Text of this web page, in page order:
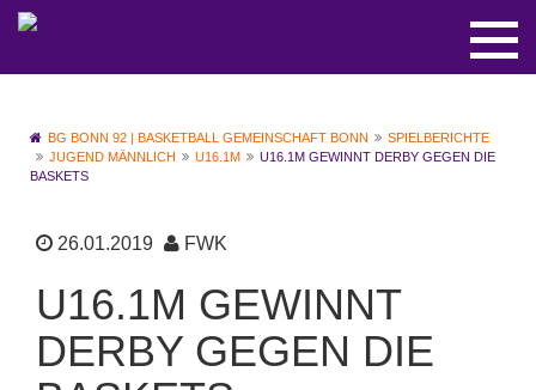
BG BONN 92 | BASKETBALL GEMEINSCHAFT BONN
SPIELBERICHTE
JUGEND MÄNNLICH
U16.1M
U16.1M GEWINNT DERBY GEGEN DIE
BASKETS
26.01.2019 FWK
U16.1M GEWINNT
DERBY GEGEN DIE